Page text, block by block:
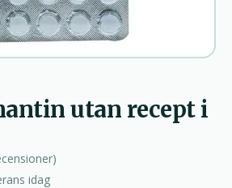
utan recept i
)
idag